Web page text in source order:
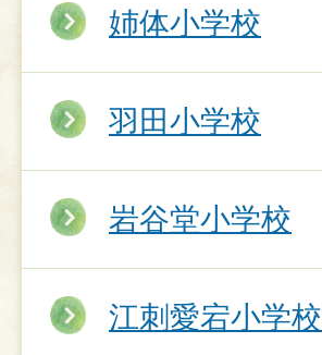
姉体小学校
羽田小学校
岩谷堂小学校
江刺愛宕小学校